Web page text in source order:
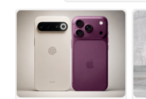
05/19/2026